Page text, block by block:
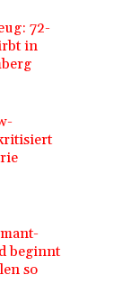
72-
in
beginnt
so